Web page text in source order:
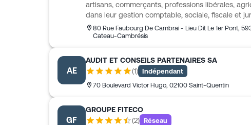
artisans, commerçants, professions libérales,
dans leur gestion comptable, sociale, fiscale et
expérience de près de 10 ans, le cabinet propose
centré sur l’écoute, la rigueur et la
comptable que sur les comptes annuels, la paie,
et fiscales, ainsi que l’aide à la création
est également mise en avant, avec un
électronique obligatoire.
80 Rue Faubourg De Cambrai - Lieu Dit Le 1er Pont,
Cateau-Cambrésis
AE
AUDIT ET CONSEILS PARTENAIRES SA
(1) Indépendant
70 Boulevard Victor Hugo, 02100 Saint-Quentin
GF
GROUPE FITECO
(2) Réseau